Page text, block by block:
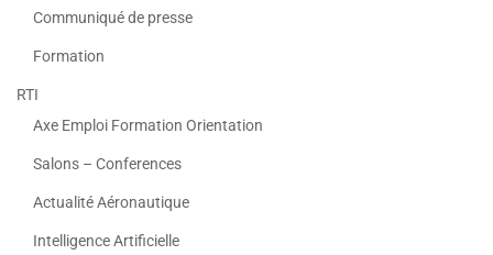
Communiqué de presse
Formation
RTI
Axe Emploi Formation Orientation
Salons – Conferences
Actualité Aéronautique
Intelligence Artificielle